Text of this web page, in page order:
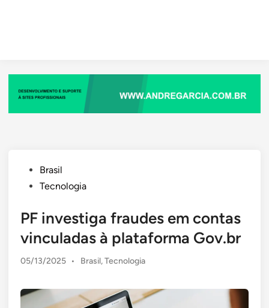
PostedBrasil
Tecnologia
PF investiga fraudes em contas
vinculadas à plataforma Gov.br
05/13/2025 •
Posted
Brasil,Tecnologia